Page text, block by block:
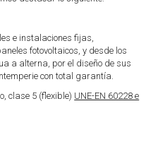
e instalaciones fijas,
fotovoltaicos, y desde los
a alterna, por el diseño de sus
con total garantía.
clase 5 (flexible) UNE-EN 60228 e